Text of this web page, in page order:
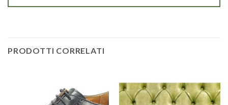
PRODOTTI CORRELATI